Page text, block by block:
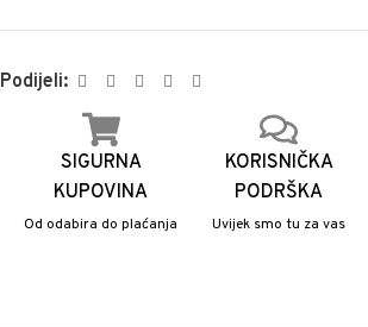
Podijeli:
SIGURNA
KUPOVINA
Od odabira do plaćanja
KORISNIČKA
PODRŠKA
Uvijek smo tu za vas